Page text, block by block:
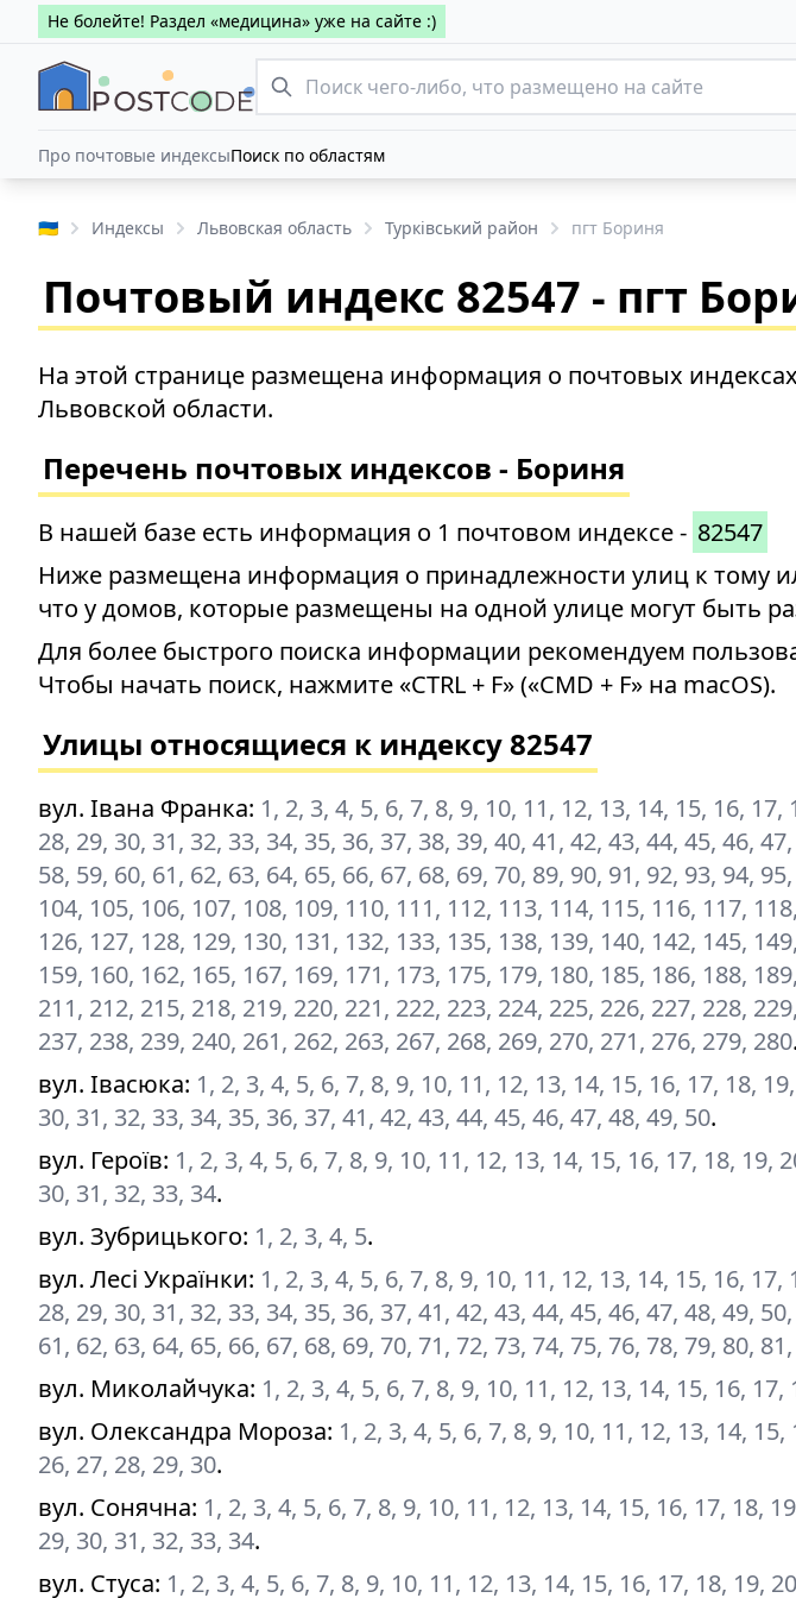
Не болейте! Раздел «медицина» уже на сайте :)
Про почтовые индексыПоиск по областям
🇺🇦 Индексы Львовская область Турківський район пгт Бориня
Почтовый индекс 82547 - пгт
На этой странице размещена информация о почтовых
Львовской области.
Перечень почтовых индексов - Бориня
В нашей базе есть информация о 1 почтовом индексе - 82547
Ниже размещена информация о принадлежности улиц к тому
что у домов, которые размещены на одной улице могут быть
Для более быстрого поиска информации рекомендуем
Чтобы начать поиск, нажмите «CTRL + F» («CMD + F» на macOS).
Улицы относящиеся к индексу 82547
вул. Івана Франка: 1, 2, 3, 4, 5, 6, 7, 8, 9, 10, 11, 12, 13, 14, 15, 16,
28, 29, 30, 31, 32, 33, 34, 35, 36, 37, 38, 39, 40, 41, 42, 43, 44, 45, 46,
58, 59, 60, 61, 62, 63, 64, 65, 66, 67, 68, 69, 70, 89, 90, 91, 92, 93, 94,
104, 105, 106, 107, 108, 109, 110, 111, 112, 113, 114, 115, 116, 117,
126, 127, 128, 129, 130, 131, 132, 133, 135, 138, 139, 140, 142, 145,
159, 160, 162, 165, 167, 169, 171, 173, 175, 179, 180, 185, 186, 188,
211, 212, 215, 218, 219, 220, 221, 222, 223, 224, 225, 226, 227, 228,
237, 238, 239, 240, 261, 262, 263, 267, 268, 269, 270, 271, 276, 279, 280.
вул. Івасюка: 1, 2, 3, 4, 5, 6, 7, 8, 9, 10, 11, 12, 13, 14, 15, 16, 17, 18,
30, 31, 32, 33, 34, 35, 36, 37, 41, 42, 43, 44, 45, 46, 47, 48, 49, 50.
вул. Героїв: 1, 2, 3, 4, 5, 6, 7, 8, 9, 10, 11, 12, 13, 14, 15, 16, 17, 18, 19,
30, 31, 32, 33, 34.
вул. Зубрицького: 1, 2, 3, 4, 5.
вул. Лесі Українки: 1, 2, 3, 4, 5, 6, 7, 8, 9, 10, 11, 12, 13, 14, 15, 16,
28, 29, 30, 31, 32, 33, 34, 35, 36, 37, 41, 42, 43, 44, 45, 46, 47, 48, 49,
61, 62, 63, 64, 65, 66, 67, 68, 69, 70, 71, 72, 73, 74, 75, 76, 78, 79, 80,
вул. Миколайчука: 1, 2, 3, 4, 5, 6, 7, 8, 9, 10, 11, 12, 13, 14, 15, 16, 17,
вул. Олександра Мороза: 1, 2, 3, 4, 5, 6, 7, 8, 9, 10, 11, 12, 13, 14,
26, 27, 28, 29, 30.
вул. Сонячна: 1, 2, 3, 4, 5, 6, 7, 8, 9, 10, 11, 12, 13, 14, 15, 16, 17, 18,
29, 30, 31, 32, 33, 34.
вул. Стуса: 1, 2, 3, 4, 5, 6, 7, 8, 9, 10, 11, 12, 13, 14, 15, 16, 17, 18, 19,